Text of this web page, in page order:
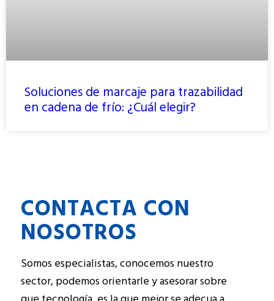
Soluciones de marcaje para trazabilidad
en cadena de frío: ¿Cuál elegir?
CONTACTA CON
NOSOTROS
Somos especialistas, conocemos nuestro
sector, podemos orientarle y asesorar sobre